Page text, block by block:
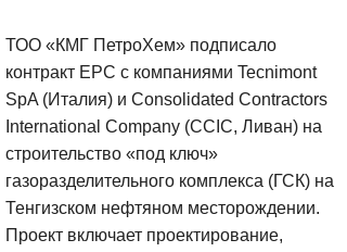
ТОО «КМГ ПетроХем» подписало
контракт EPC с компаниями Tecnimont
SpA (Италия) и Consolidated Contractors
International Company (CCIC, Ливан) на
строительство «под ключ»
газоразделительного комплекса (ГСК) на
Тенгизском нефтяном месторождении.
Проект включает проектирование,